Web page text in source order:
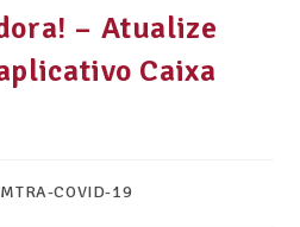
– Atualize
Caixa
COVID-19